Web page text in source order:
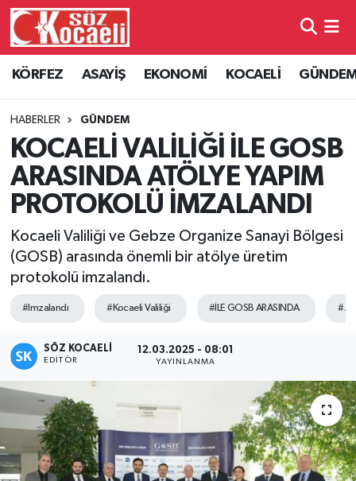
KÖRFEZ ASAYİŞ EKONOMİ KOCAELİ
HABERLER GÜNDEM
KOCAELİ VALİLİĞİ İLE GOSB
ARASINDA ATÖLYE YAPIM
PROTOKOLÜ İMZALANDI
Kocaeli Valiliği ve Gebze Organize Sanayi Bölgesi
(GOSB) arasında önemli bir atölye üretim
protokolü imzalandı.
#Imzalandı #Kocaeli Valiliği #İLE GOSB ARASINDA #
SÖZ KOCAELI
EDITÖR
12.03.2025 - 08:01
YAYINLANMA
Kocaeli Hava Durumu
Kocaeli Namaz Vakitleri
Kocaeli Trafik Yoğunluk Haritası
Tüm Manşetler
Son Dakika Haberleri
Haber Arşivi